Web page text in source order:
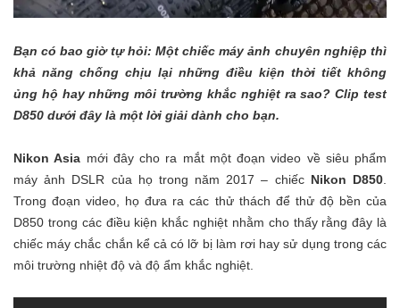
Bạn có bao giờ tự hỏi: Một chiếc máy ảnh chuyên nghiệp thì
khả năng chống chịu lại những điều kiện thời tiết không
ủng hộ hay những môi trường khắc nghiệt ra sao? Clip test
D850 dưới đây là một lời giải dành cho bạn.
Nikon Asia mới đây cho ra mắt một đoạn video về siêu phẩm
máy ảnh DSLR của họ trong năm 2017 – chiếc Nikon D850
Trong đoạn video, họ đưa ra các thử thách để thử độ bền của
D850 trong các điều kiện khắc nghiệt nhằm cho thấy rằng đây là
chiếc máy chắc chắn kể cả có lỡ bị làm rơi hay sử dụng trong các
môi trường nhiệt độ và độ ẩm khắc nghiệt.